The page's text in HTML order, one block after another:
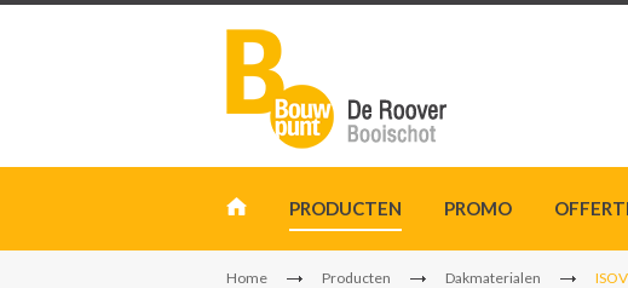
PRODUCTEN PROMO
Home Producten Dakmaterialen